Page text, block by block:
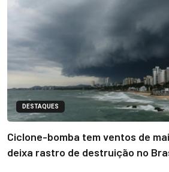
DESTAQUES
Ciclone-bomba tem ventos de
deixa rastro de destruição no